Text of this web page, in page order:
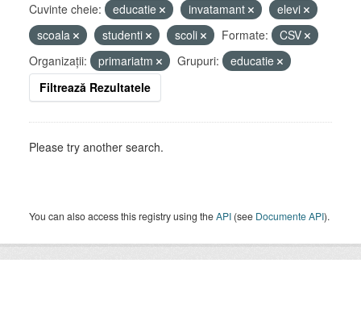
Cuvinte cheie: educatie invatamant
elevi
scoala
studenti scoli Formate:
CSV
Organizații:
primariatm Grupuri:
educatie
Filtrează Rezultatele
Please try another search.
You can also access this registry using theAPI (see Documente API).